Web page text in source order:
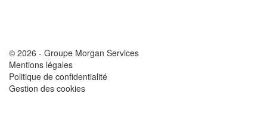
© 2026 - Groupe Morgan Services
Mentions légales
Politique de confidentialité
Gestion des cookies